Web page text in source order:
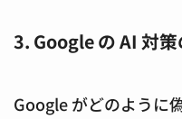
3. Google の AI 対策
Google がどのように